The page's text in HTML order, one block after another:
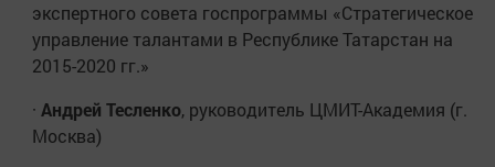
экспертного совета госпрограммы «Стратегическое
управление талантами в Республике Татарстан на
2015-2020 гг.»
· Андрей Тесленко, руководитель ЦМИТ-Академия (г.
Москва)